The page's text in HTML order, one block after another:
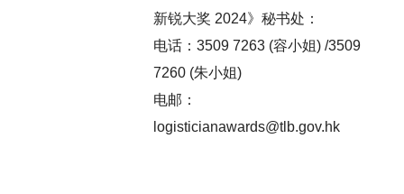
新锐大奖 2024》秘书处：
电话：3509 7263 (容小姐) /3509
7260 (朱小姐)
电邮：
logisticianawards@tlb.gov.hk